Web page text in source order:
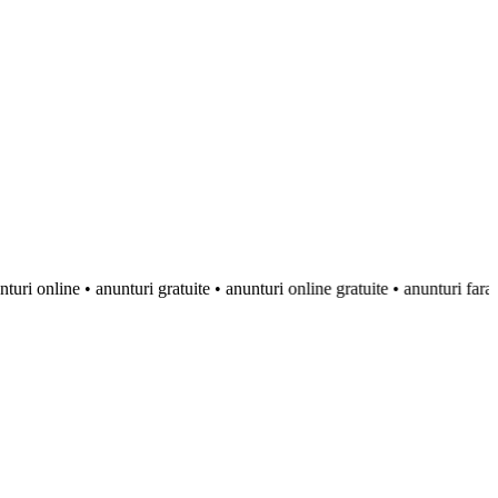
• anunturi gratuite • anunturi online gratuite • anunturi fara